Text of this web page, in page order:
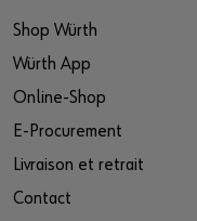
Shop Würth
Würth App
Online-Shop
E-Procurement
Livraison et retrait
Contact